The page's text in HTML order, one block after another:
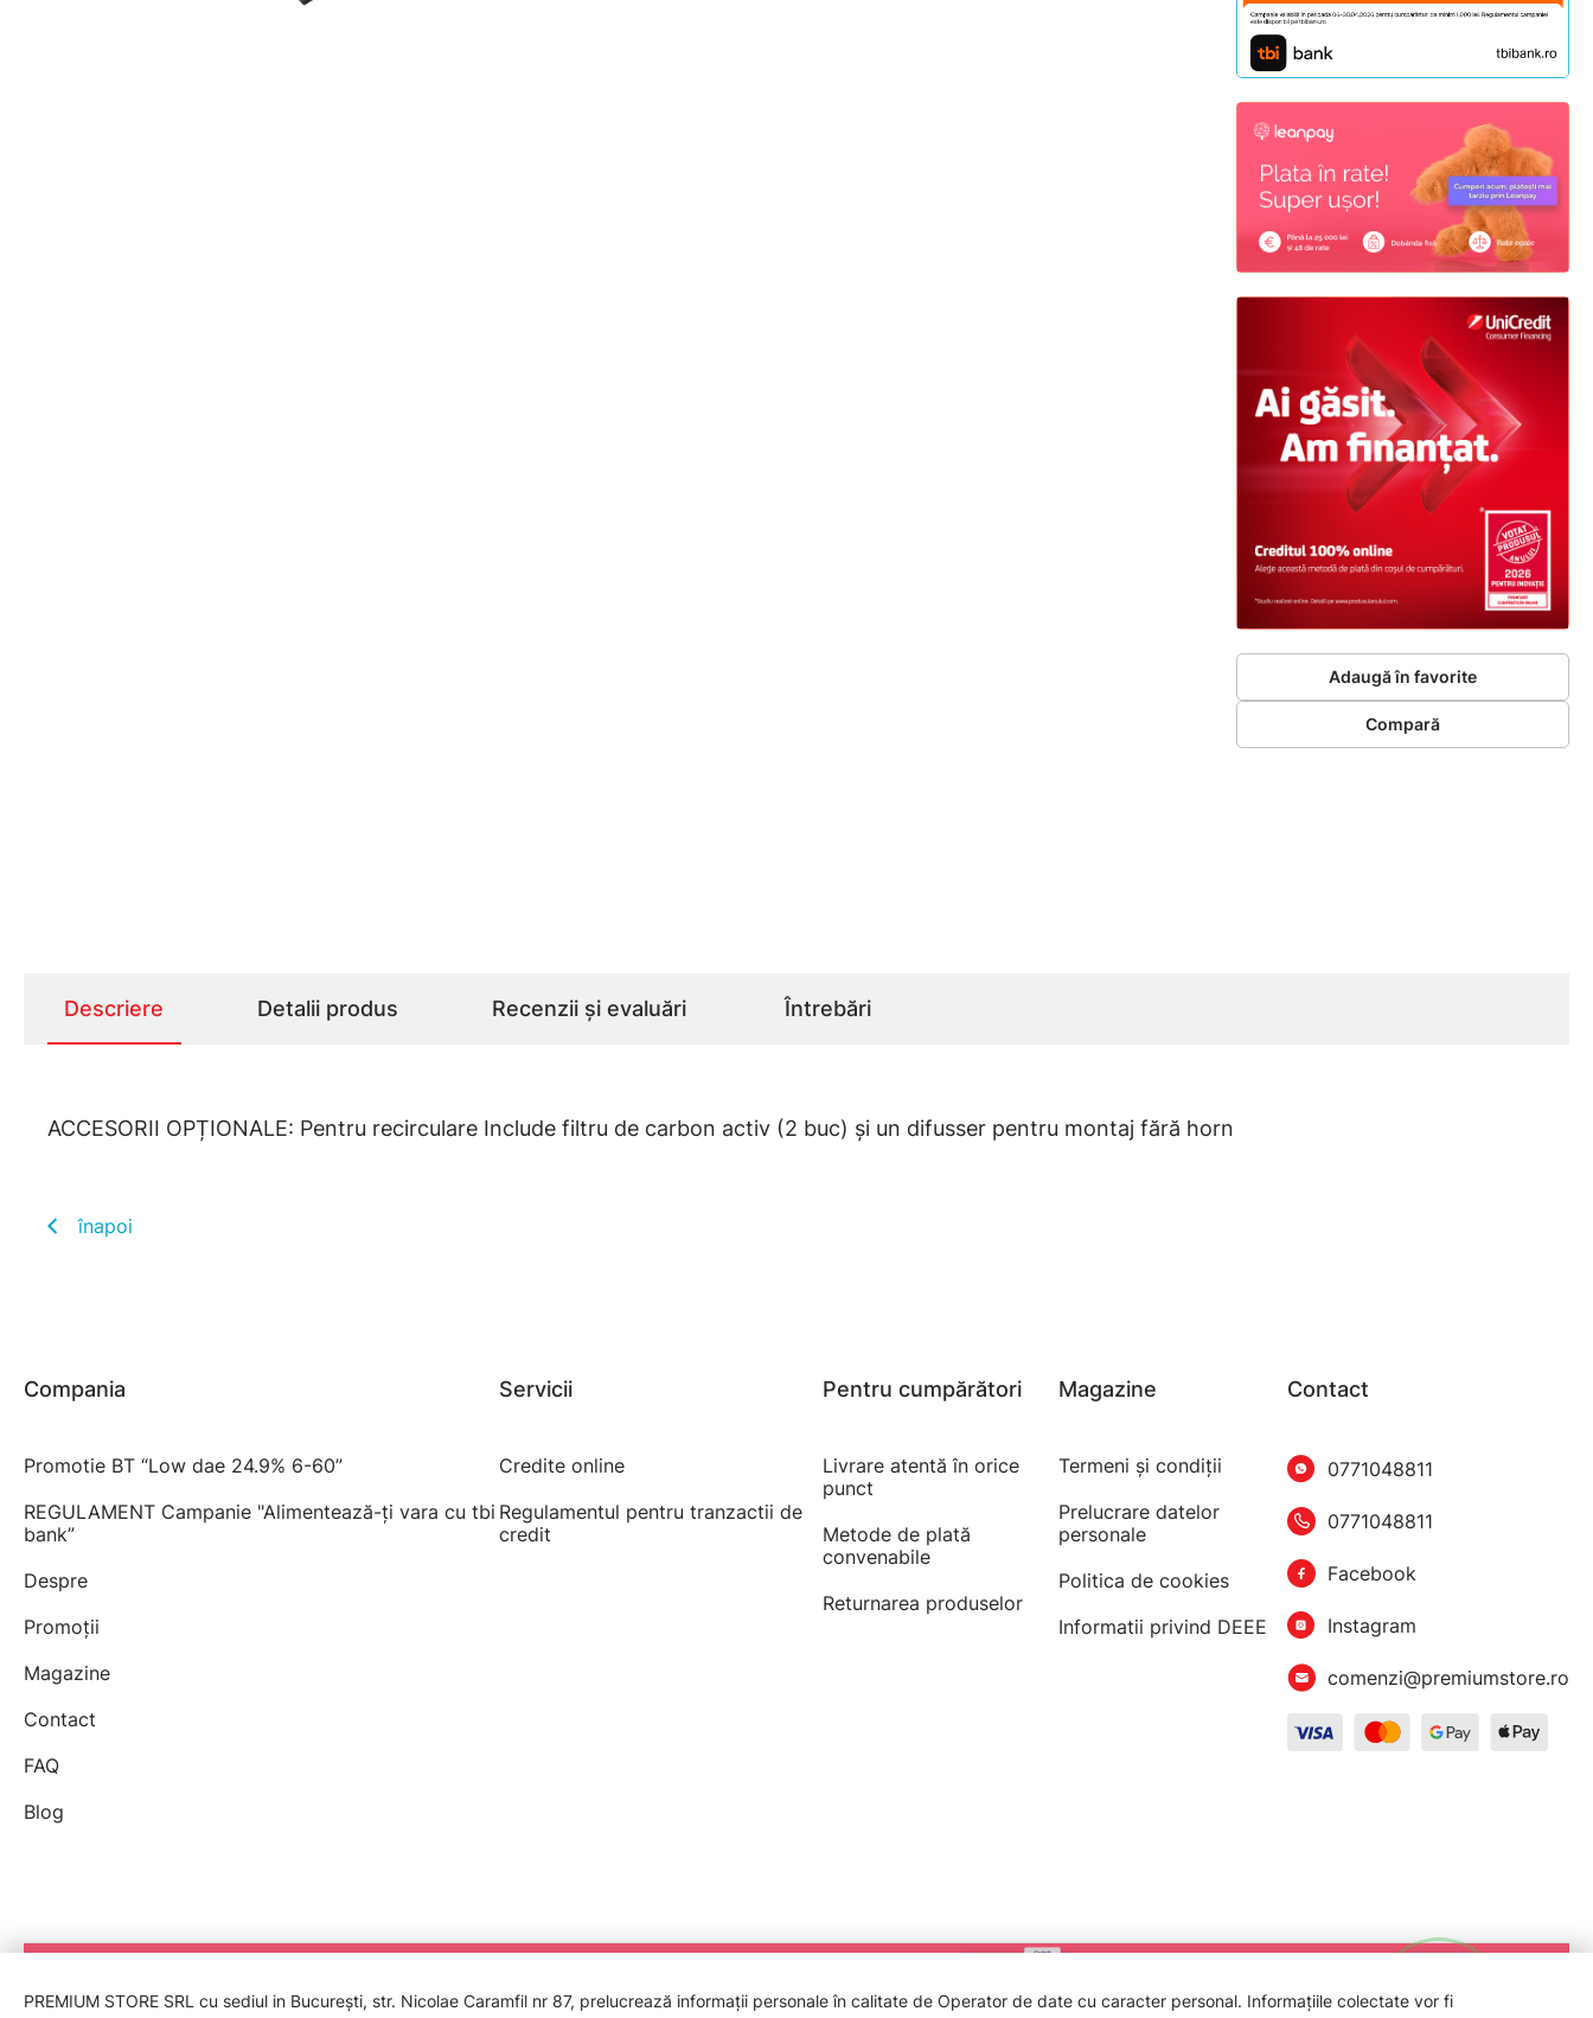
Adaugă în favorite
Compară
Descriere Detalii produs Recenzii și evaluări Întrebări
ACCESORII OPȚIONALE: Pentru recirculare Include filtru de carbon activ (2 buc) și un difusser pentru montaj fără horn
înapoi
Compania
Promotie BT “Low dae 24.9% 6-60”
REGULAMENT Campanie "Alimentează-ți vara cu tbi
bank”
Despre
Promoții
Magazine
Contact
FAQ
Blog
Servicii
Credite online
Regulamentul pentru tranzactii de
credit
Pentru cumpărători
Livrare atentă în orice
punct
Metode de plată
convenabile
Returnarea produselor
Magazine
Termeni şi condiţii
Prelucrare datelor
personale
Politica de cookies
Informatii privind DEEE
Contact
0771048811
0771048811
Facebook
Instagram
comenzi@premiumstore.ro
PREMIUM STORE SRL cu sediul in București, str. Nicolae Caramfil nr 87, prelucrează informații personale în calitate de Operator de date cu caracter personal. Informațiile colectate vor fi